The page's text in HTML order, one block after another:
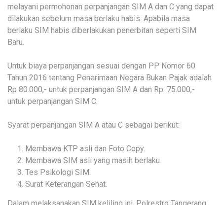
melayani permohonan perpanjangan SIM A dan C yang dapat
dilakukan sebelum masa berlaku habis. Apabila masa
berlaku SIM habis diberlakukan penerbitan seperti SIM
Baru.
Untuk biaya perpanjangan sesuai dengan PP Nomor 60
Tahun 2016 tentang Penerimaan Negara Bukan Pajak adalah
Rp 80.000,- untuk perpanjangan SIM A dan Rp. 75.000,-
untuk perpanjangan SIM C.
Syarat perpanjangan SIM A atau C sebagai berikut:
Membawa KTP asli dan Foto Copy.
Membawa SIM asli yang masih berlaku.
Tes Psikologi SIM.
Surat Keterangan Sehat.
Dalam melaksanakan SIM keliling ini, Polrestro Tangerang